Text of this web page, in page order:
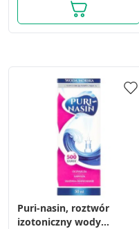
Puri-nasin, roztwór
izotoniczny wody